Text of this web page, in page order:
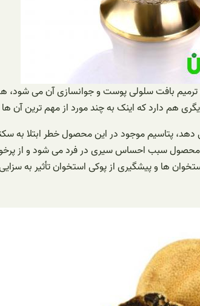
بافت سلولی پوست و جوانسازی آن می شود،
دارد که اینک به چند مورد از مهم ترین آن ها
پتاسیم موجود در این محصول خطر ابتلا به
محصول سبب احساس سیری در فرد می شود و از
ها و پیشگیری از پوکی استخوان تأثیر به